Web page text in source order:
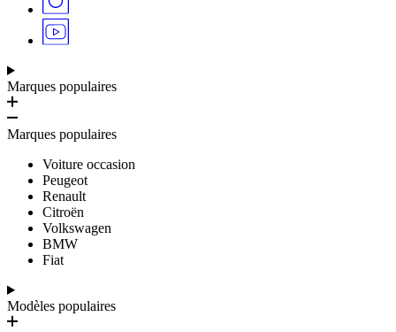
Marques populaires
Marques populaires
Voiture occasion
Peugeot
Renault
Citroën
Volkswagen
BMW
Fiat
Modèles populaires